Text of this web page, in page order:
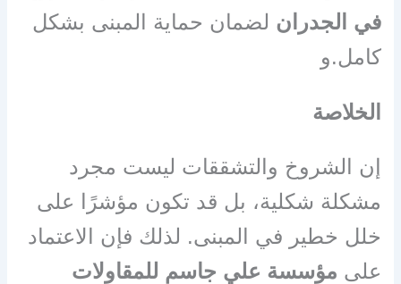
في الجدران لضمان حماية المبنى بشكل
كامل.و
الخلاصة
إن الشروخ والتشققات ليست مجرد
مشكلة شكلية، بل قد تكون مؤشرًا على
خلل خطير في المبنى. لذلك فإن الاعتماد
على مؤسسة علي جاسم للمقاولات